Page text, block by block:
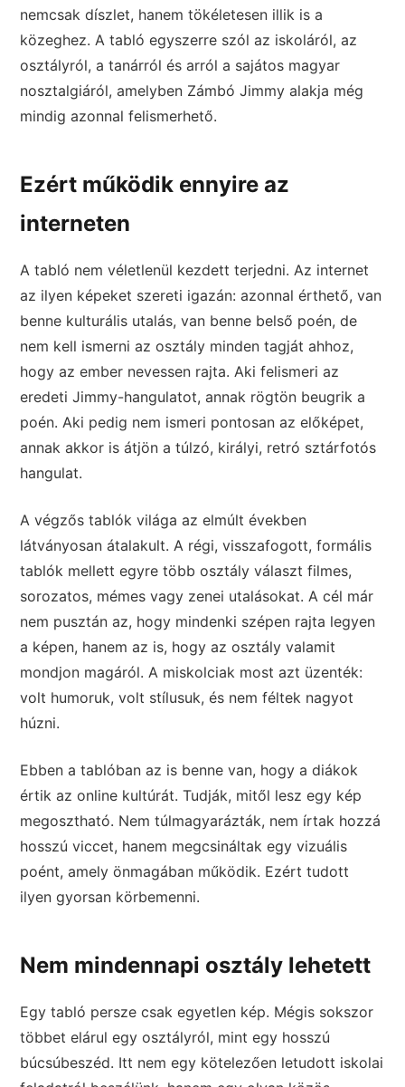
nemcsak díszlet, hanem tökéletesen illik is a
közeghez. A tabló egyszerre szól az iskoláról, az
osztályról, a tanárról és arról a sajátos magyar
nosztalgiáról, amelyben Zámbó Jimmy alakja még
mindig azonnal felismerhető.
Ezért működik ennyire az
interneten
A tabló nem véletlenül kezdett terjedni. Az internet
az ilyen képeket szereti igazán: azonnal érthető, van
benne kulturális utalás, van benne belső poén, de
nem kell ismerni az osztály minden tagját ahhoz,
hogy az ember nevessen rajta. Aki felismeri az
eredeti Jimmy-hangulatot, annak rögtön beugrik a
poén. Aki pedig nem ismeri pontosan az előképet,
annak akkor is átjön a túlzó, királyi, retró sztárfotós
hangulat.
A végzős tablók világa az elmúlt években
látványosan átalakult. A régi, visszafogott, formális
tablók mellett egyre több osztály választ filmes,
sorozatos, mémes vagy zenei utalásokat. A cél már
nem pusztán az, hogy mindenki szépen rajta legyen
a képen, hanem az is, hogy az osztály valamit
mondjon magáról. A miskolciak most azt üzenték:
volt humoruk, volt stílusuk, és nem féltek nagyot
húzni.
Ebben a tablóban az is benne van, hogy a diákok
értik az online kultúrát. Tudják, mitől lesz egy kép
megosztható. Nem túlmagyarázták, nem írtak hozzá
hosszú viccet, hanem megcsináltak egy vizuális
poént, amely önmagában működik. Ezért tudott
ilyen gyorsan körbemenni.
Nem mindennapi osztály lehetett
Egy tabló persze csak egyetlen kép. Mégis sokszor
többet elárul egy osztályról, mint egy hosszú
búcsúbeszéd. Itt nem egy kötelezően letudott iskolai